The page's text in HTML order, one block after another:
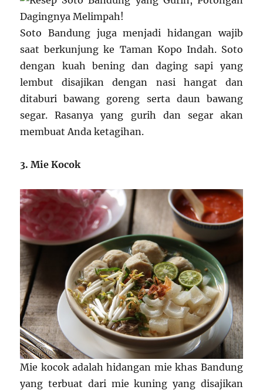
Soto Bandung juga menjadi hidangan wajib
saat berkunjung ke Taman Kopo Indah. Soto
dengan kuah bening dan daging sapi yang
lembut disajikan dengan nasi hangat dan
ditaburi bawang goreng serta daun bawang
segar. Rasanya yang gurih dan segar akan
membuat Anda ketagihan.
3. Mie Kocok
Mie kocok adalah hidangan mie khas Bandung
yang terbuat dari mie kuning yang disajikan